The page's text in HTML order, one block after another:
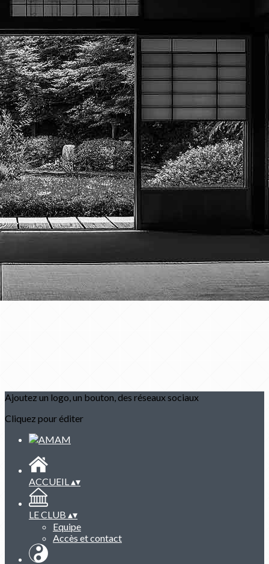
Exporter les lignes sélectionnées
Exporter uniquement les colonnes affichées
Menu
?>
Images de la page d'accueil
Cliquez pour éditer
Texte, bouton et/ou inscription à la newsletter
Cliquez pour éditer
Académie Menneçoise d'Arts
Martiaux
Je m'abonne à la newsletter
Ajoutez un logo, un bouton, des réseaux sociaux
Cliquez pour éditer
ACCUEIL▴▾
LE CLUB ▴▾
Equipe
Accès et contact